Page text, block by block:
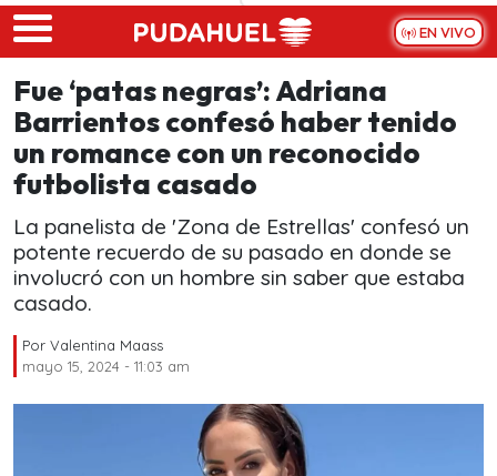
Skip to main content
EN VIVO
Fue ‘patas negras’: Adriana
Barrientos confesó haber tenido
un romance con un reconocido
futbolista casado
La panelista de 'Zona de Estrellas' confesó un
potente recuerdo de su pasado en donde se
involucró con un hombre sin saber que estaba
casado.
Por Valentina Maass
mayo 15, 2024 - 11:03 am